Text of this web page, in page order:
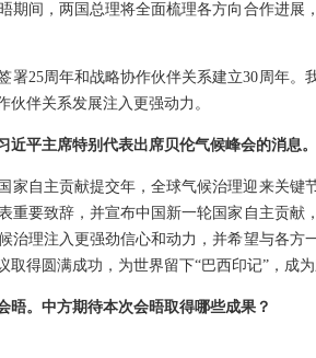
期间，两国总理将全面梳理各方向合作进展
署25周年和战略协作伙伴关系建立30周年
伴关系发展注入更强动力。
平主席特别代表出席贝伦气候峰会的消息
家自主贡献提交年，全球气候治理迎来关键
重要致辞，并宣布中国新一轮国家自主贡献
治理注入更强劲信心和动力，并希望与各方
得圆满成功，为世界留下“巴西印记”，成
晤。中方期待本次会晤取得哪些成果？